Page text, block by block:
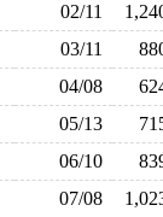
02/11
03/11
04/08
05/13
06/10
07/08